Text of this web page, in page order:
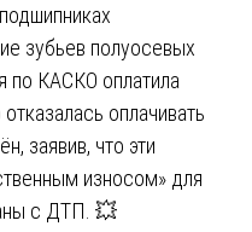
зубьев полуосевых
по КАСКО оплатила
оплачивать
заявив, что эти
износом» для
с ДТП. 💥